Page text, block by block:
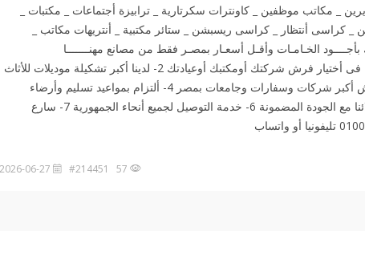
_ مكاتب موظفين _ كاونترات سكرتارية _ ترابيزة أجتماعات _ مكتبات _
أنتظار _ كراسى ريسبشن _ ستائر مكتبية _ أنتريهات مكاتب _
الخـامـات وأقـل أسعـار بمصـر فقط من مصانع مهنـــــــا
فرنتــــــــــشر 01006191688 1- أحنا هنساعدك فى أختيار فرش شركتك أومكتبك أوعيادتك 2- لدينا أكبر تشكيلة موديلات للأثاث
المكتبى بأجود الخامات 3- خبرة 20 سنة فى فرش أكبر شركات وسفارات وجامعات بمصر 4- ألتزام بمواعيد تسليم وأرضاء
العميل وهذا هدفنا 5- أرخص الأسعار بشهادة عملائنا مع الجودة المضمونة 6- خدمة التوصيل لجميع أنحاء الجمهورية 7- سارع